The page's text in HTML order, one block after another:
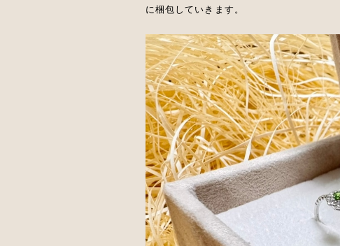
に梱包していきます。